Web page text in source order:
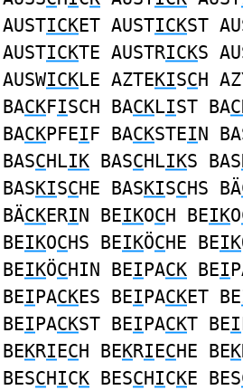
AUSTICKET AUSTICKST
AUSTICKTE AUSTRICKS
AUSWICKLE AZTEKISCH
BACKFISCH BACKLIST BA
BACKPFEIF BACKSTEIN
BASCHLIK BASCHLIKS BAS
BASKISCHE BASKISCHS BÄ
BÄCKERIN BEIKOCH BEIKO
BEIKOCHS BEIKÖCHE BEIK
BEIKÖCHIN BEIPACK BEI
BEIPACKES BEIPACKET BE
BEIPACKST BEIPACKT BEI
BEKRIECH BEKRIECHE BEK
BESCHICK BESCHICKE BES